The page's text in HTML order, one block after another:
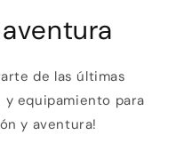
de las últimas
equipamiento para
y aventura!